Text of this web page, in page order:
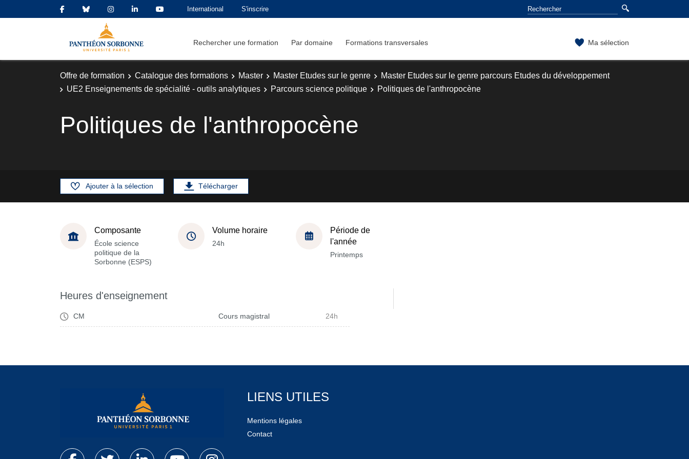
International S'inscrire
Rechercher une formation Par domaine Formations transversales Ma sélection
Offre de formation Catalogue des formations Master Master Etudes sur le genre
Master Etudes sur le genre parcours Etudes du développement
UE2 Enseignements de spécialité - outils analytiques
Parcours science politique Politiques de l'anthropocène
Politiques de l'anthropocène
Ajouter à la sélection Télécharger
Composante
École science
politique de la
Sorbonne (ESPS)
Volume horaire
24h
Période de
l'année
Printemps
Heures d'enseignement
CM Cours magistral 24h
LIENS UTILES
Mentions légales
Contact